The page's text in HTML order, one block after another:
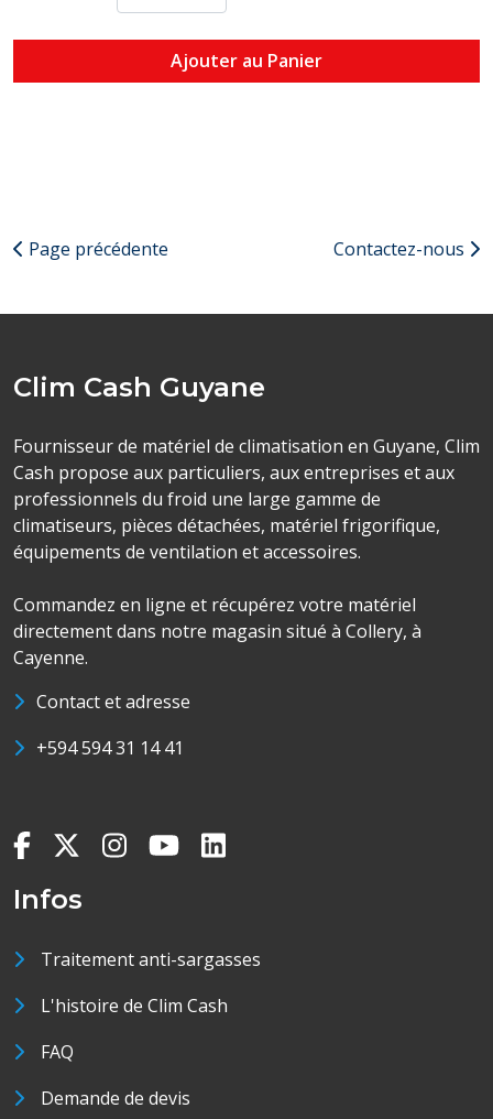
Ajouter au Panier
Page précédente Contactez-nous
Clim Cash Guyane
Fournisseur de matériel de climatisation en Guyane, Clim
Cash propose aux particuliers, aux entreprises et aux
professionnels du froid une large gamme de
climatiseurs, pièces détachées, matériel frigorifique,
équipements de ventilation et accessoires.
Commandez en ligne et récupérez votre matériel
directement dans notre magasin situé à Collery, à
Cayenne.
Contact et adresse
+594 594 31 14 41
Infos
Traitement anti-sargasses
L'histoire de Clim Cash
FAQ
Demande de devis